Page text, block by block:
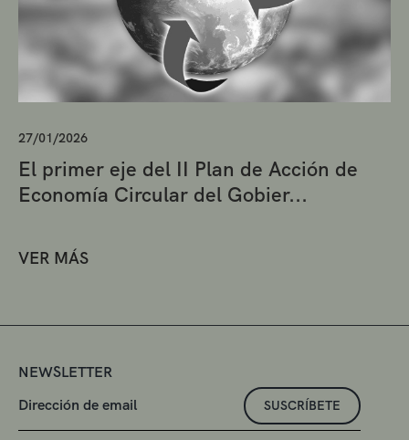
27/01/2026
El primer eje del II Plan de Acción de
Economía Circular del Gobier...
VER MÁS
NEWSLETTER
SUSCRÍBETE